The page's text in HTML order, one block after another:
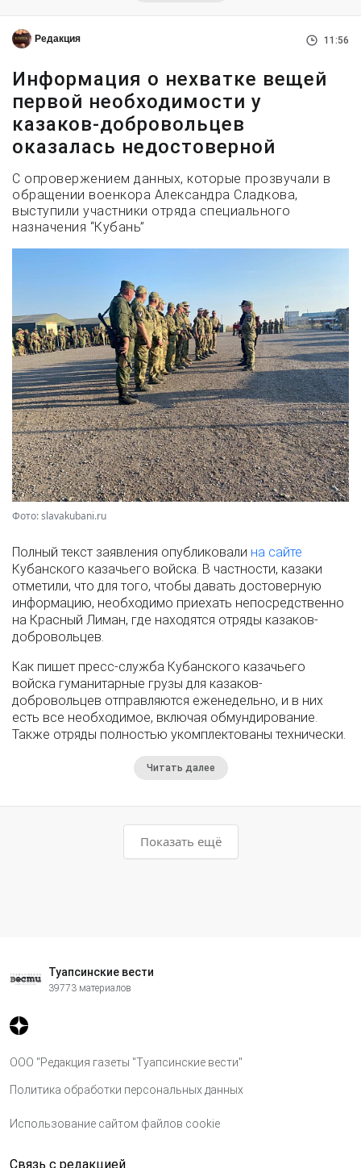
Редакция 11:56
Информация о нехватке вещей
первой необходимости у
казаков-добровольцев
оказалась недостоверной
С опровержением данных, которые прозвучали в
обращении военкора Александра Сладкова,
выступили участники отряда специального
назначения “Кубань”
Фото: slavakubani.ru
Полный текст заявления опубликовали на сайте
Кубанского казачьего войска. В частности, казаки
отметили, что для того, чтобы давать достоверную
информацию, необходимо приехать непосредственно
на Красный Лиман, где находятся отряды казаков-
добровольцев.
Как пишет пресс-служба Кубанского казачьего
войска гуманитарные грузы для казаков-
добровольцев отправляются еженедельно, и в них
есть все необходимое, включая обмундирование.
Также отряды полностью укомплектованы технически.
Читать далее
Показать ещё
Туапсинские вести
39773 материалов
ООО "Редакция газеты "Туапсинские вести"
Политика обработки персональных данных
Использование сайтом файлов cookie
Связь с редакцией